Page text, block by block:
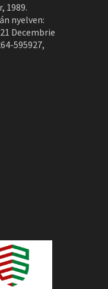
1989.
nyelven:
Decembrie
595927,